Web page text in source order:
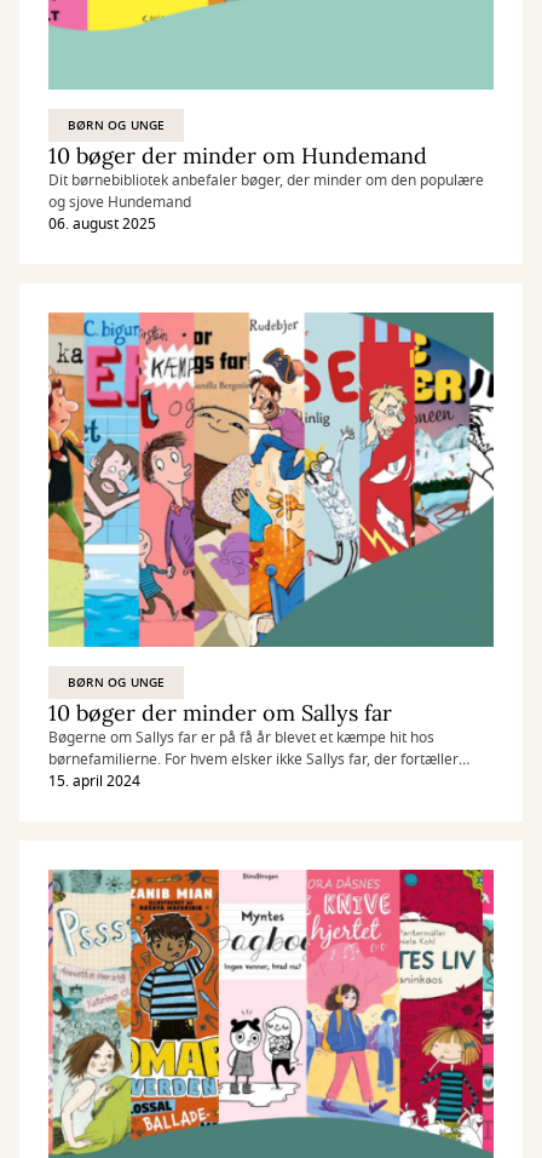
BØRN OG UNGE
10 bøger der minder om Hundemand
Dit børnebibliotek anbefaler bøger, der minder om den populære
og sjove Hundemand
06. august 2025
BØRN OG UNGE
10 bøger der minder om Sallys far
Bøgerne om Sallys far er på få år blevet et kæmpe hit hos
børnefamilierne. For hvem elsker ikke Sallys far, der fortæller
løgnehistorier, får fodboldfeber, er pinlig og bander ad helvede til.
15. april 2024